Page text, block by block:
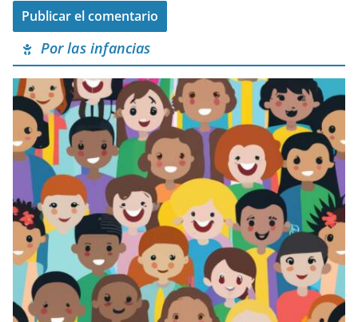
Por las infancias